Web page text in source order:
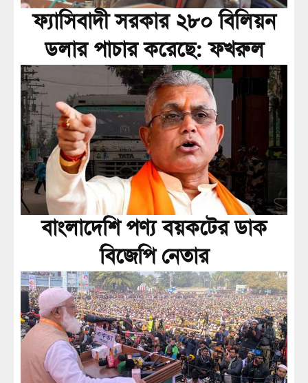
ফ্যাসিবাদী সরকার ২৮০ বিলিয়ন
ডলার পাচার করেছে: ফখরুল
বাংলাদেশি পণ্য বয়কটের ডাক
বিজেপি নেতার